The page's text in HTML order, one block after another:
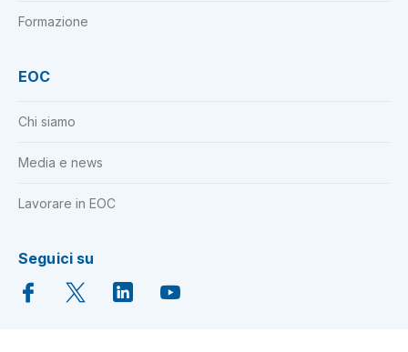
Formazione
EOC
Chi siamo
Media e news
Lavorare in EOC
Seguici su